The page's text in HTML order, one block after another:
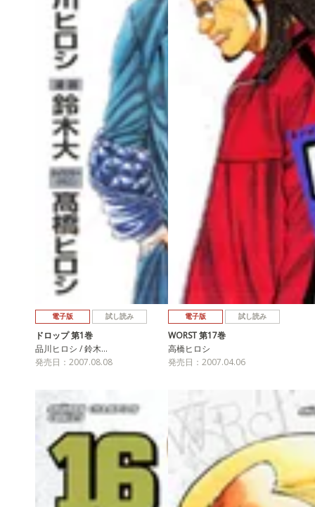
電子版 試し読み
ドロップ 第1巻
品川ヒロシ / 鈴木…
発売日：2007.08.08
電子版 試し読み
WORST 第17巻
高橋ヒロシ
発売日：2007.04.06